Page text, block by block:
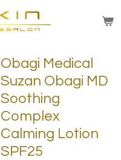
Obagi Medical
Suzan Obagi MD
Soothing
Complex
Calming Lotion
SPF25